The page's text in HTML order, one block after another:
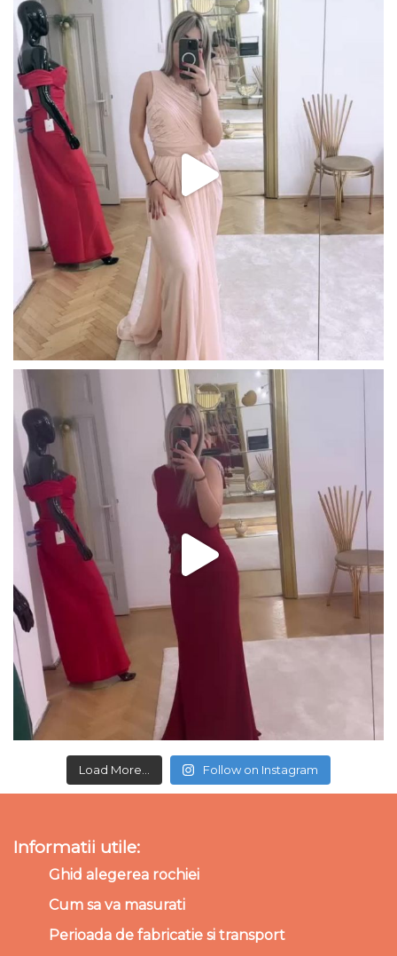
Load More... Follow on Instagram
Informatii utile:
Ghid alegerea rochiei
Cum sa va masurati
Perioada de fabricatie si transport